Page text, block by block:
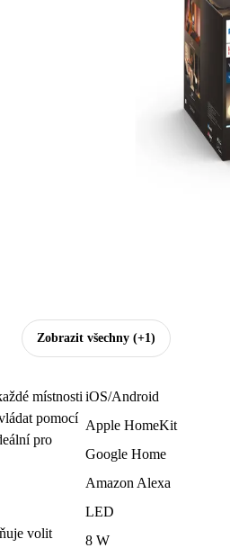
Zobrazit všechny (+1)
místnosti
pomocí
pro
volit
iOS/Android
Apple HomeKit
Google Home
Amazon Alexa
LED
8 W